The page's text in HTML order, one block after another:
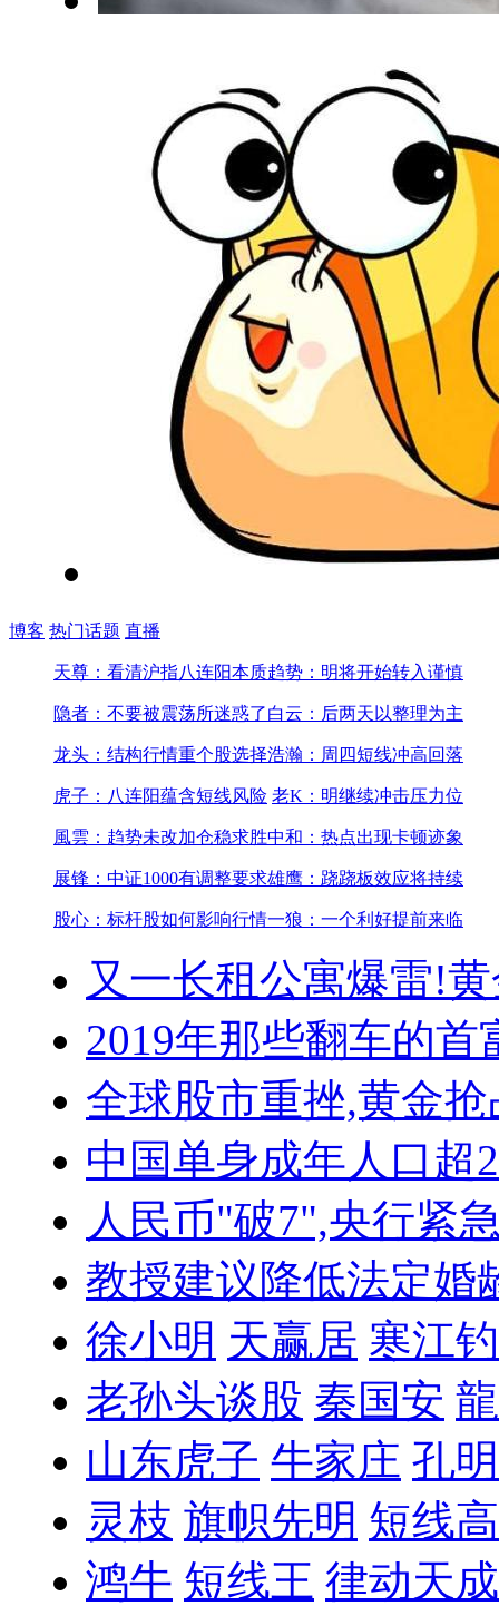
博客 热门话题 直播
天尊：看清沪指八连阳本质趋势：明将开始转入谨慎
隐者：不要被震荡所迷惑了白云：后两天以整理为主
龙头：结构行情重个股选择浩瀚：周四短线冲高回落
虎子：八连阳蕴含短线风险 老K：明继续冲击压力位
風雲：趋势未改加仓稳求胜中和：热点出现卡顿迹象
展锋：中证1000有调整要求雄鹰：跷跷板效应将持续
股心：标杆股如何影响行情一狼：一个利好提前来临
又一长租公寓爆雷!
2019年那些翻车的首
全球股市重挫,黄金抢
中国单身成年人口超
人民币"破7",央行紧
教授建议降低法定婚
徐小明 天赢居 寒江
老孙头谈股 秦国安
山东虎子 牛家庄 孔
灵枝 旗帜先明 短线
鸿牛 短线王 律动天成